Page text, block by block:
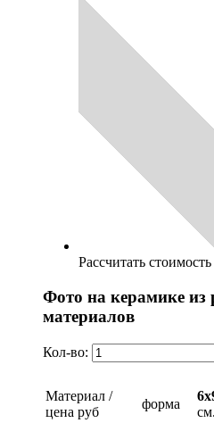
Рассчитать стоимость
Фото на керамике из
материалов
Кол-во:
Материал /
цена руб
форма
см.